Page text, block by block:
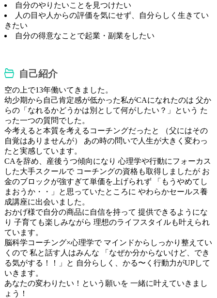
自分のやりたいことを見つけたい
人の目や人からの評価を気にせず、自分らしく生きてい
きたい
自分の得意なことで起業・副業をしたい
自己紹介
空の上で13年働いてきました。
幼少期から自己肯定感が低かった私がCAになれたのは 父か
らの「なれるかどうかは別として何がしたい？」という た
った一つの質問でした。
今考えると本質を考えるコーチングだったと （父にはその
自覚はありませんが） あの時の問いで人生が大きく変わっ
たと実感しています。
CAを辞め、産後うつ傾向になり 心理学や行動にフォーカス
した大手スクールで コーチングの資格も取得しましたが お
金のブロックが強すぎて単価を上げられず 「もうやめてし
まおうか・・」と思っていたところに やわらかセールス養
成講座に出会いました。
おかげ様で自分の商品に自信を持って 提供できるようにな
り 子育ても楽しみながら 理想のライフスタイルも叶えられ
ています。
脳科学コーチング×心理学で マインドからしっかり整えてい
くので 私と話す人はみんな 「なぜか分からないけど、でき
る気がする！！」と 自分らしく、かる〜く行動力がUPして
いきます。
あなたの変わりたい！という願いを 一緒に叶えていきまし
ょう！